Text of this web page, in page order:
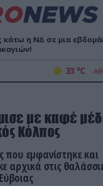
κάτω η ΝΔ σε μια
33 oC
με καφέ
Κόλπος
που εμφανίστηκε και
αρχικά στις